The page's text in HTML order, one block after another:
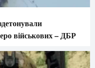
військових – ДБР